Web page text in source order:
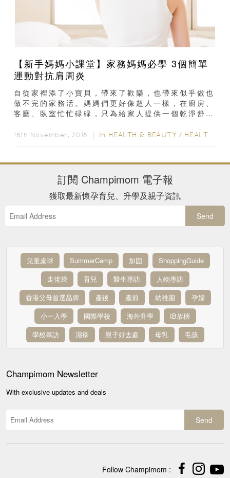
【新手媽媽小課堂】家務媽媽必學 3個簡單
運動對抗肩周炎
自從家裡添了小寶貝，帶來了歡樂，也帶來似乎做也
做不完的家務活。媽媽們更好像超人一樣，在廚房、
客廳、臥室忙忙碌碌，只為給家人提供一個乾淨舒適
找上門...
16th November, 2018 ｜ In HEALTH & BEAUTY / HEALTH CARE
訂閱 Champimom 電子報
獲取最新懷孕育兒、升學及親子資訊
Send
兒童桌球 SummerCamp 加固
ShoppingGuide
走佬袋
育兒 醫生專訪
人物專訪
香港父母首選品牌
產後 產前 幼稚園
孕婦
小一入學
國際學校 海外升學
IB放榜
學校專訪
濕疹 親子好去處 母乳 毛孩
Champimom Newsletter
With exclusive updates and deals
Send
Follow Champimom :